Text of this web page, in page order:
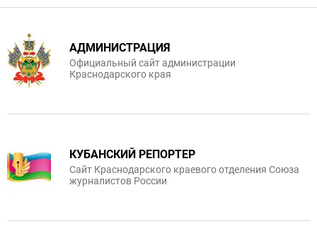
АДМИНИСТРАЦИЯ
Официальный сайт администрации
Краснодарского края
КУБАНСКИЙ РЕПОРТЕР
Сайт Краснодарского краевого отделения Союза
журналистов России